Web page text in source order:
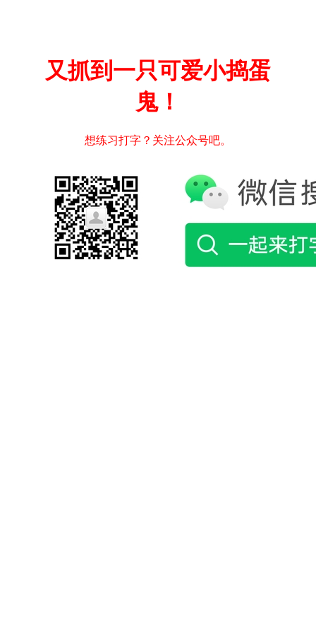
又抓到一只可爱小捣蛋
鬼！
想练习打字？关注公众号吧。